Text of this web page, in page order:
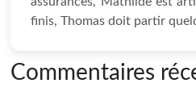
finis, Thomas doit partir
Commentaires